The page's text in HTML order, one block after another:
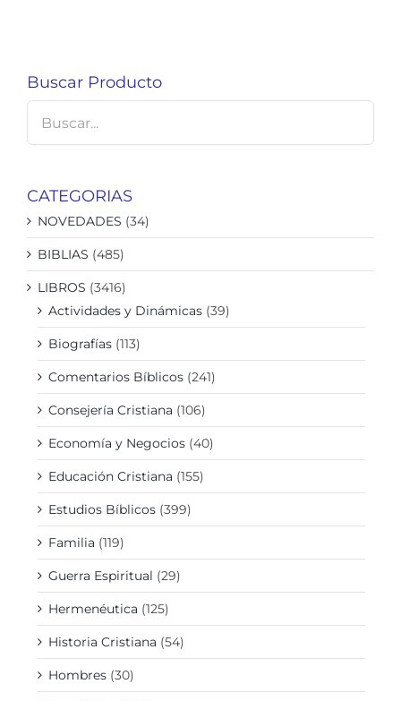
Buscar Producto
CATEGORIAS
NOVEDADES (34)
BIBLIAS (485)
LIBROS (3416)
Actividades y Dinámicas (39)
Biografías (113)
Comentarios Bíblicos (241)
Consejería Cristiana (106)
Economía y Negocios (40)
Educación Cristiana (155)
Estudios Bíblicos (399)
Familia (119)
Guerra Espiritual (29)
Hermenéutica (125)
Historia Cristiana (54)
Hombres (30)